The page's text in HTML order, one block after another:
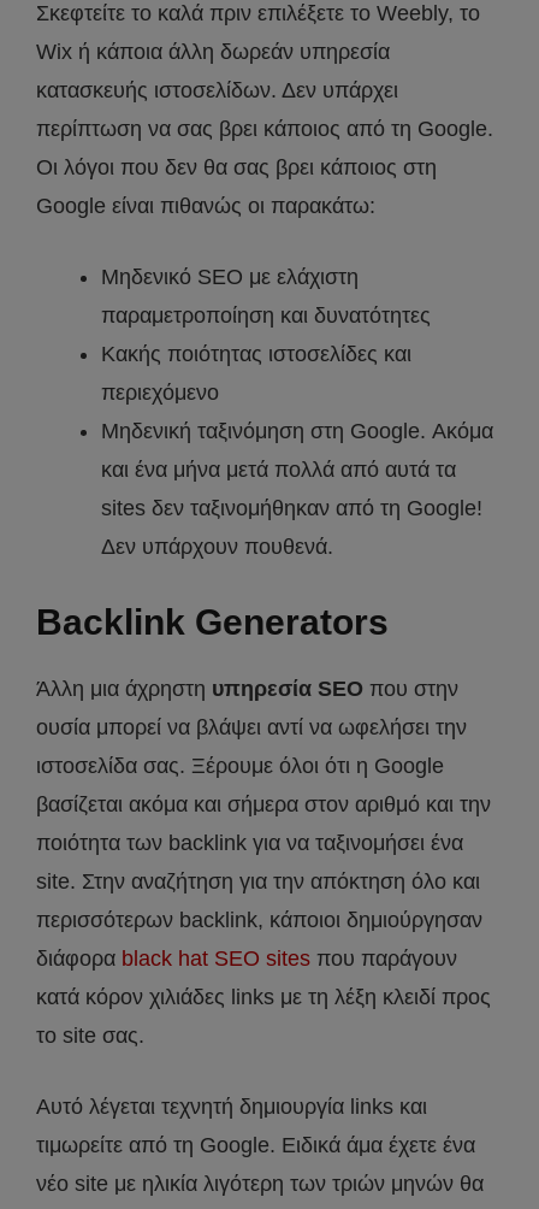
Σκεφτείτε το καλά πριν επιλέξετε το Weebly, το
Wix ή κάποια άλλη δωρεάν υπηρεσία
κατασκευής ιστοσελίδων. Δεν υπάρχει
περίπτωση να σας βρει κάποιος από τη Google.
Οι λόγοι που δεν θα σας βρει κάποιος στη
Google είναι πιθανώς οι παρακάτω:
Μηδενικό SEO με ελάχιστη
παραμετροποίηση και δυνατότητες
Κακής ποιότητας ιστοσελίδες και
περιεχόμενο
Μηδενική ταξινόμηση στη Google. Ακόμα
και ένα μήνα μετά πολλά από αυτά τα
sites δεν ταξινομήθηκαν από τη Google!
Δεν υπάρχουν πουθενά.
Backlink Generators
Άλλη μια άχρηστη υπηρεσία SEO που στην
ουσία μπορεί να βλάψει αντί να ωφελήσει την
ιστοσελίδα σας. Ξέρουμε όλοι ότι η Google
βασίζεται ακόμα και σήμερα στον αριθμό και την
ποιότητα των backlink για να ταξινομήσει ένα
site. Στην αναζήτηση για την απόκτηση όλο και
περισσότερων backlink, κάποιοι δημιούργησαν
διάφορα black hat SEO sites που παράγουν
κατά κόρον χιλιάδες links με τη λέξη κλειδί προς
το site σας.
Αυτό λέγεται τεχνητή δημιουργία links και
τιμωρείτε από τη Google. Ειδικά άμα έχετε ένα
νέο site με ηλικία λιγότερη των τριών μηνών θα